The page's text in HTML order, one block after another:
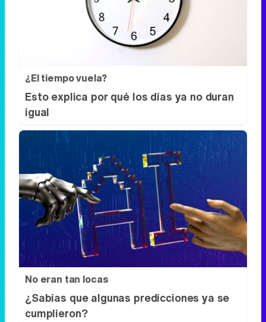
¿El tiempo vuela?
Esto explica por qué los días ya no duran
igual
No eran tan locas
¿Sabías que algunas predicciones ya se
cumplieron?